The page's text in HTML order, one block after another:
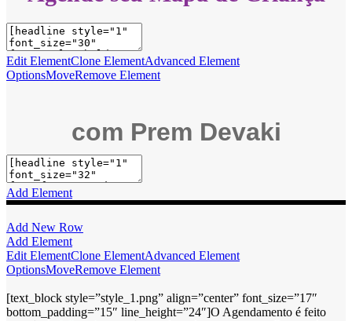
Edit ElementClone ElementAdvanced Element
OptionsMoveRemove Element
com Prem Devaki
Add Element
Add New Row
Add Element
Edit ElementClone ElementAdvanced Element
OptionsMoveRemove Element
[text_block style=”style_1.png” align=”center” font_size=”17″
bottom_padding=”15″ line_height=”24″]O Agendamento é feito